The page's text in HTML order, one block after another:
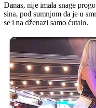
Danas, nije imala snage
sina, pod sumnjom da je u
se i na dženazi samo ćutalo.